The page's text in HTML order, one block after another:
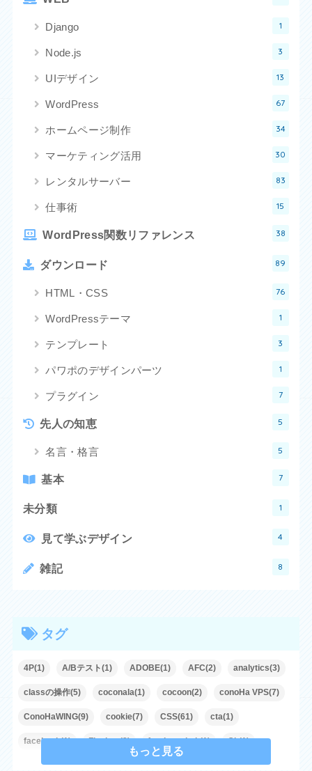
Django 1
Node.js 3
UIデザイン 13
WordPress 67
ホームページ制作 34
マーケティング活用 30
レンタルサーバー 83
仕事術 15
WordPress関数リファレンス 38
ダウンロード 89
HTML・CSS 76
WordPressテーマ 1
テンプレート 3
パワポのデザインパーツ 1
プラグイン 7
先人の知恵 5
名言・格言 5
基本 7
未分類 1
見て学ぶデザイン 4
雑記 8
タグ
4P(1) A/Bテスト(1) ADOBE(1) AFC(2) analytics(3)
classの操作(5) coconala(1) cocoon(2) conoHa VPS(7)
ConoHaWING(9) cookie(7) CSS(61) cta(1)
facebook(1) Flexbox(2) freelancehub(1) Git(1)
GitHub(1) Google(23) Google Analytics(2)
もっと見る